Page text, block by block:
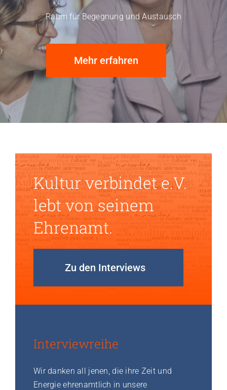
Raum für Begegnung und Austausch
Mehr erfahren
Kultur verbindet e.V.
lebt von seinem
Ehrenamt.
Zu den Interviews
Interviewreihe
Wir danken all jenen, die ihre Zeit und
Energie ehrenamtlich in unsere